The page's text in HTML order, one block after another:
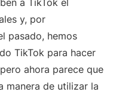
y, por
pasado, hemos
TikTok para hacer
ahora parece que
manera de utilizar la